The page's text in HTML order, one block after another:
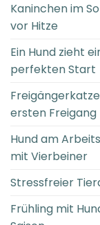
Kaninchen im
vor Hitze
Ein Hund zieht
perfekten Start
ersten Freigang
Hund am
mit Vierbeiner
Stressfreier
Frühling mit